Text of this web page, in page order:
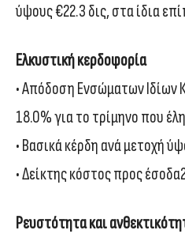
ύψους €22.3 δις, στα ίδια
Ελκυστική κερδοφορία
• Απόδοση Ενσώματων Ιδίων
18.0% για το τρίμηνο που
• Βασικά κέρδη ανά μετοχή
• Δείκτης κόστος προς
Ρευστότητα και